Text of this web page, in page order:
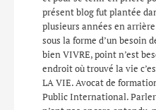
présent blog fut plantée
plusieurs années en
sous la forme d’un besoin
bien VIVRE, point n’est
endroit où trouvé la vie
LA VIE. Avocat de
Public International.